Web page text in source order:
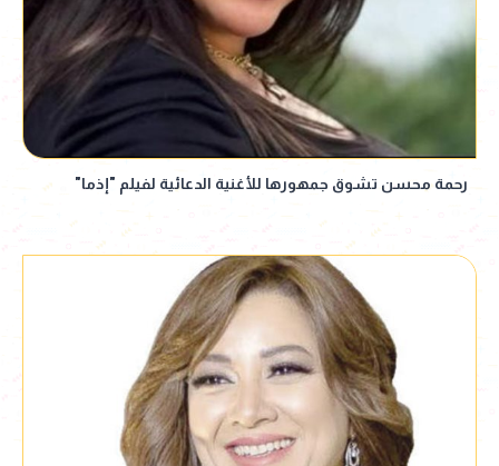
رحمة محسن تشوق جمهورها للأغنية الدعائية لفيلم "إذما"